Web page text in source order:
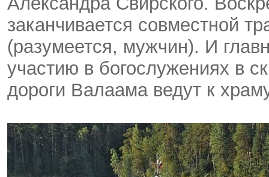
заканчивается совместной
(разумеется, мужчин). И
участию в богослужениях в
дороги Валаама ведут к